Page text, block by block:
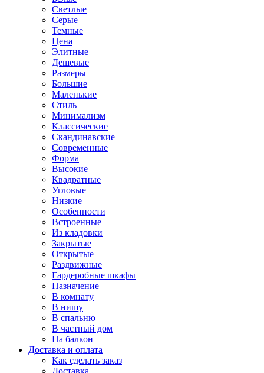
Светлые
Серые
Темные
Цена
Элитные
Дешевые
Размеры
Большие
Маленькие
Стиль
Минимализм
Классические
Скандинавские
Современные
Форма
Высокие
Квадратные
Угловые
Низкие
Особенности
Встроенные
Из кладовки
Закрытые
Открытые
Раздвижные
Гардеробные шкафы
Назначение
В комнату
В нишу
В спальню
В частный дом
На балкон
Доставка и оплата
Как сделать заказ
Доставка